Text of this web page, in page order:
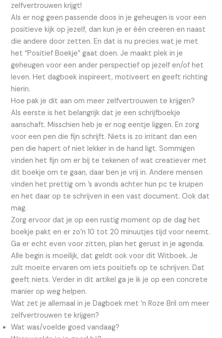
zelfvertrouwen krijgt!
Als er nog geen passende doos in je geheugen is voor een
positieve kijk op jezelf, dan kun je er één creëren en naast
die andere door zetten. En dat is nu precies wat je met
het “Positief Boekje” gaat doen. Je maakt plek in je
geheugen voor een ander perspectief op jezelf en/of het
leven. Het dagboek inspireert, motiveert en geeft richting
hierin.
Hoe pak je dit aan om meer zelfvertrouwen te krijgen?
Als eerste is het belangrijk dat je een schrijfboekje
aanschaft. Misschien heb je er nog eentje liggen. En zorg
voor een pen die fijn schrijft. Niets is zo irritant dan een
pen die hapert of niet lekker in de hand ligt. Sommigen
vinden het fijn om er bij te tekenen of wat creatiever met
dit boekje om te gaan, daar ben je vrij in. Andere mensen
vinden het prettig om ’s avonds achter hun pc te kruipen
en het daar op te schrijven in een vast document. Ook dat
mag.
Zorg ervoor dat je op een rustig moment op de dag het
boekje pakt en er zo’n 10 tot 20 minuutjes tijd voor neemt.
Ga er echt even voor zitten, plan het gerust in je agenda.
Alle begin is moeilijk, dat geldt ook voor dit Witboek. Je
zult moeite ervaren om iets positiefs op te schrijven. Dat
geeft niets. Verder in dit artikel ga je ik je op een concrete
manier op weg helpen.
Wat zet je allemaal in je Dagboek met ’n Roze Bril om meer
zelfvertrouwen te krijgen?
Wat was/voelde goed vandaag?